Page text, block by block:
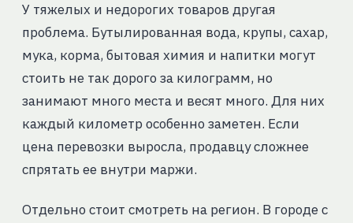
У тяжелых и недорогих товаров другая
проблема. Бутылированная вода, крупы, сахар,
мука, корма, бытовая химия и напитки могут
стоить не так дорого за килограмм, но
занимают много места и весят много. Для них
каждый километр особенно заметен. Если
цена перевозки выросла, продавцу сложнее
спрятать ее внутри маржи.
Отдельно стоит смотреть на регион. В городе с